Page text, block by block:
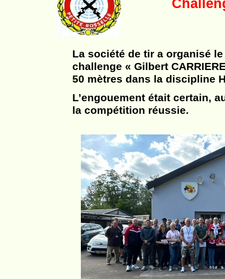
La société de tir a organisé
challenge « Gilbert
50 mètres dans la discipline
L’engouement était certain,
la compétition réussie.